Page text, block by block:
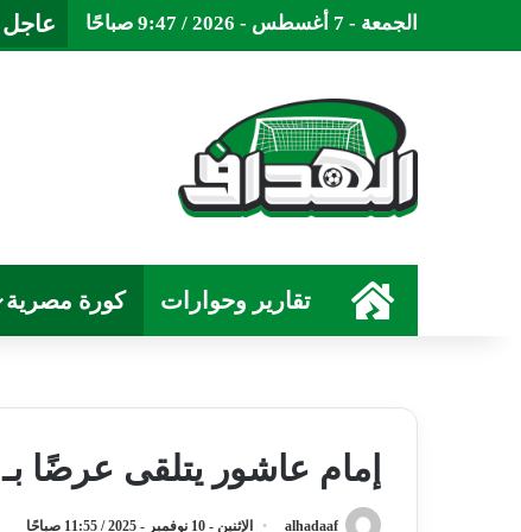
الجمعة - 7 أغسطس - 2026 / 9:47 صباحًا عاجل
الرئيسيةتقارير وحوارات كورة مصرية
إمام عاشور يتلقى عرضًا بـ 150 مليون جنيه و«كولر» يرفضه
alhadaaf الإثنين - 10 نوفمبر - 2025 / 11:55 صباحًا